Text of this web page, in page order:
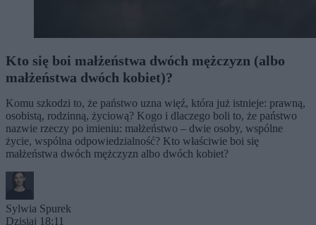
Kto się boi małżeństwa dwóch mężczyzn (albo
małżeństwa dwóch kobiet)?
Komu szkodzi to, że państwo uzna więź, która już istnieje: prawną,
osobistą, rodzinną, życiową? Kogo i dlaczego boli to, że państwo
nazwie rzeczy po imieniu: małżeństwo – dwie osoby, wspólne
życie, wspólna odpowiedzialność? Kto właściwie boi się
małżeństwa dwóch mężczyzn albo dwóch kobiet?
Sylwia Spurek
Dzisiaj 18:11